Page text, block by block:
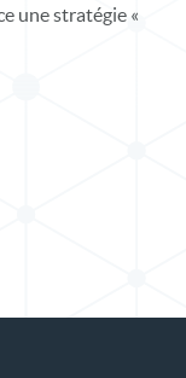
une stratégie «